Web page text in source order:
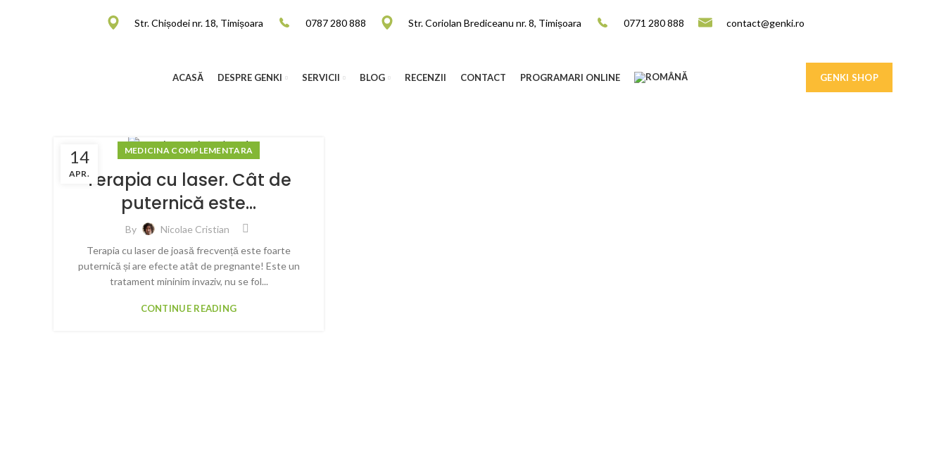
Str. Chișodei nr. 18, Timișoara 0787 280 888 Str. Coriolan Brediceanu nr. 8, Timișoara 0771 280 888 contact@genki.ro
ACASĂ DESPRE GENKI SERVICII BLOG RECENZII CONTACT PROGRAMARI ONLINE GENKI SHOP
14
APR.
MEDICINA COMPLEMENTARA
Terapia cu laser. Cât de
puternică este…
By
Nicolae Cristian
Terapia cu laser de joasă frecvență este foarte
puternică și are efecte atât de pregnante! Este un
tratament mininim invaziv, nu se fol...
CONTINUE READING